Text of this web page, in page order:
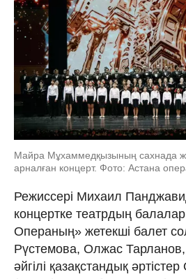
Майра Мұхаммедқызының сахнада
арналған концерт. Фото: Астана
Режиссері Михаил
концертке театрдың
Операның» жетекші балет
Рүстемова, Олжас
әйгілі қазақстандық